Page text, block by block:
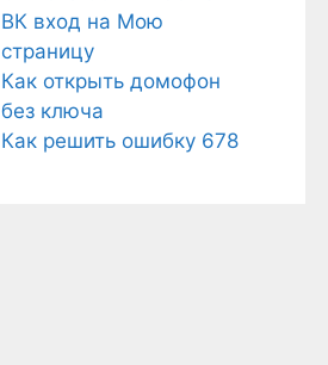
ВК вход на Мою
страницу
Как открыть домофон
без ключа
Как решить ошибку 678